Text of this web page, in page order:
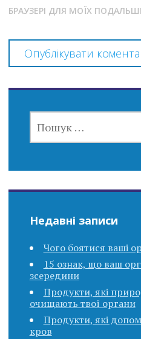
БРАУЗЕРІ ДЛЯ МОЇХ
Недавні записи
Чого боятися ваші
15 ознак, що ваш
зсередини
Продукти, які
очищають твої органи
Продукти, які
кров